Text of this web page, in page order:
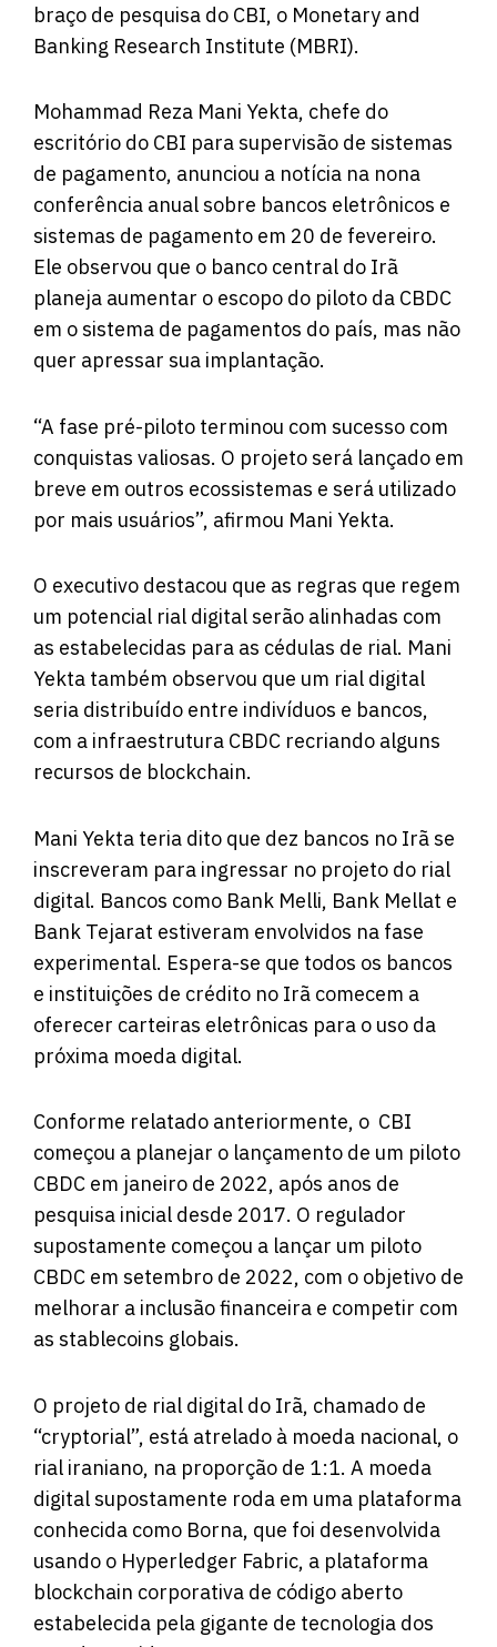
braço de pesquisa do CBI, o Monetary and
Banking Research Institute (MBRI).
Mohammad Reza Mani Yekta, chefe do
escritório do CBI para supervisão de sistemas
de pagamento, anunciou a notícia na nona
conferência anual sobre bancos eletrônicos e
sistemas de pagamento em 20 de fevereiro.
Ele observou que o banco central do Irã
planeja aumentar o escopo do piloto da CBDC
em o sistema de pagamentos do país, mas não
quer apressar sua implantação.
“A fase pré-piloto terminou com sucesso com
conquistas valiosas. O projeto será lançado em
breve em outros ecossistemas e será utilizado
por mais usuários”, afirmou Mani Yekta.
O executivo destacou que as regras que regem
um potencial rial digital serão alinhadas com
as estabelecidas para as cédulas de rial. Mani
Yekta também observou que um rial digital
seria distribuído entre indivíduos e bancos,
com a infraestrutura CBDC recriando alguns
recursos de blockchain.
Mani Yekta teria dito que dez bancos no Irã se
inscreveram para ingressar no projeto do rial
digital. Bancos como Bank Melli, Bank Mellat e
Bank Tejarat estiveram envolvidos na fase
experimental. Espera-se que todos os bancos
e instituições de crédito no Irã comecem a
oferecer carteiras eletrônicas para o uso da
próxima moeda digital.
Conforme relatado anteriormente, o CBI
começou a planejar o lançamento de um piloto
CBDC em janeiro de 2022, após anos de
pesquisa inicial desde 2017. O regulador
supostamente começou a lançar um piloto
CBDC em setembro de 2022, com o objetivo de
melhorar a inclusão financeira e competir com
as stablecoins globais.
O projeto de rial digital do Irã, chamado de
“cryptorial”, está atrelado à moeda nacional, o
rial iraniano, na proporção de 1:1. A moeda
digital supostamente roda em uma plataforma
conhecida como Borna, que foi desenvolvida
usando o Hyperledger Fabric, a plataforma
blockchain corporativa de código aberto
estabelecida pela gigante de tecnologia dos